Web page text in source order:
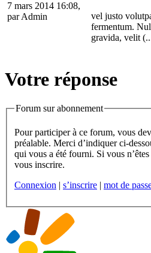
7 mars 2014 16:08,
parAdmin
vel justo
fermentum.
gravida, velit
Votre réponse
Forum sur abonnement
Pour participer à ce forum, vous devez vous enregistrer au
préalable. Merci d’indiquer ci-dessous l’identifiant personnel
qui vous a été fourni. Si vous n’êtes pas enregistré, vous devez
vous inscrire.
Connexion | s’inscrire | mot de